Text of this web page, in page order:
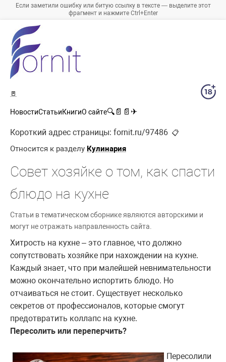
Если заметили ошибку или битую ссылку в тексте — выделите этот
фрагмент и нажмите Ctrl+Enter
🚪
НовостиСтатьиКнигиО сайте🔍 📄 📄 ✈
Короткий адрес страницы: fornit.ru/97486 📋
Относится к разделу Кулинария
Совет хозяйке о том, как спасти
блюдо на кухне
Статьи в тематическом сборнике являются авторскими и
могут не отражать направленность сайта.
Хитрость на кухне – это главное, что должно
сопутствовать хозяйке при нахождении на кухне.
Каждый знает, что при малейшей невнимательности
можно окончательно испортить блюдо. Но
отчаиваться не стоит. Существует несколько
секретов от профессионалов, которые смогут
предотвратить коллапс на кухне.
Пересолить или переперчить?
Пересолили